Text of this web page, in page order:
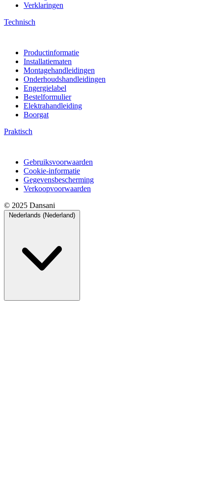
Verklaringen
Technisch
Productinformatie
Installatiematen
Montagehandleidingen
Onderhoudshandleidingen
Engergielabel
Bestelformulier
Elektrahandleiding
Boorgat
Praktisch
Gebruiksvoorwaarden
Cookie-informatie
Gegevensbescherming
Verkoopvoorwaarden
© 2025 Dansani
Nederlands (Nederland)